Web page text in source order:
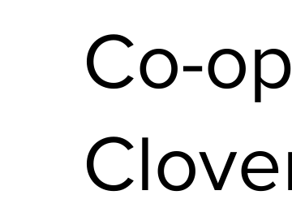
Co-